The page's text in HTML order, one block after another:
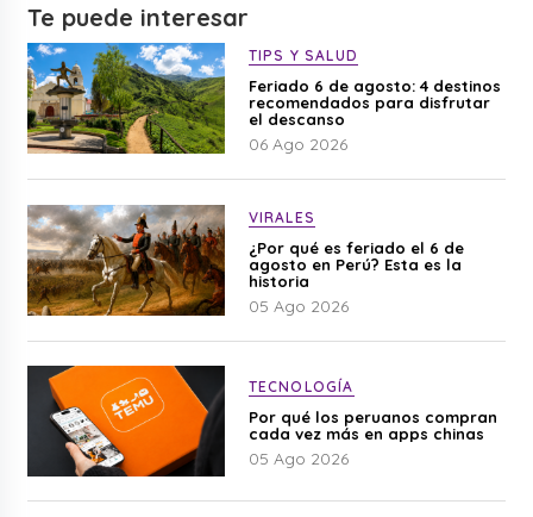
Te puede interesar
TIPS Y SALUD
Feriado 6 de agosto: 4 destinos
recomendados para disfrutar
el descanso
06 Ago 2026
VIRALES
¿Por qué es feriado el 6 de
agosto en Perú? Esta es la
historia
05 Ago 2026
TECNOLOGÍA
Por qué los peruanos compran
cada vez más en apps chinas
05 Ago 2026